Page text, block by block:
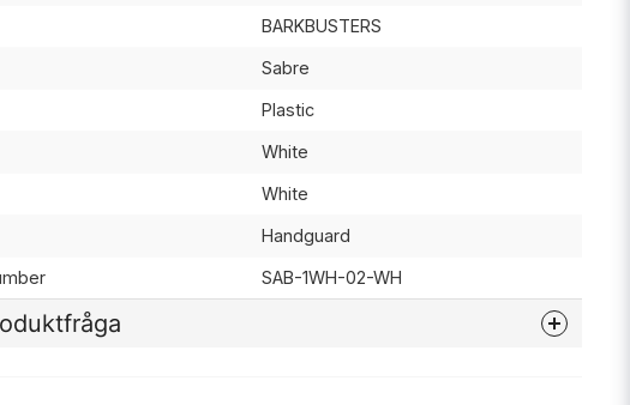
BARKBUSTERS
Sabre
Plastic
White
White
Handguard
SAB-1WH-02-WH